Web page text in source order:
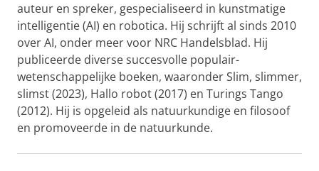
auteur en spreker, gespecialiseerd in kunstmatige
intelligentie (AI) en robotica. Hij schrijft al sinds 2010
over AI, onder meer voor NRC Handelsblad. Hij
publiceerde diverse succesvolle populair-
wetenschappelijke boeken, waaronder Slim, slimmer,
slimst (2023), Hallo robot (2017) en Turings Tango
(2012). Hij is opgeleid als natuurkundige en filosoof
en promoveerde in de natuurkunde.